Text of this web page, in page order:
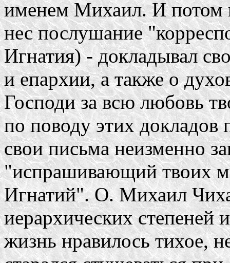
именем Михаил. И потом
нес послушание
Игнатия) - докладывал
и епархии, а также о
Господи за всю любовь
по поводу этих
свои письма неизменно
"испрашивающий твоих
Игнатий". О. Михаил
иерархических
жизнь нравилось тихое,